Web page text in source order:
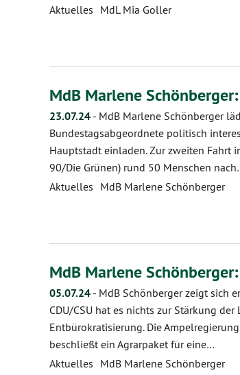
Aktuelles MdL Mia Goller
MdB Marlene
23.07.24 - MdB Marlene Schönberger
Bundestagsabgeordnete politisch
Hauptstadt einladen. Zur zweiten Fahrt
90/Die Grünen) rund 50 Menschen
Aktuelles MdB Marlene Schönberger
MdB Marlene
05.07.24 - MdB Schönberger zeigt sich
CDU/CSU hat es nichts zur Stärkung
Entbürokratisierung. Die
beschließt ein Agrarpaket für eine…
Aktuelles MdB Marlene Schönberger